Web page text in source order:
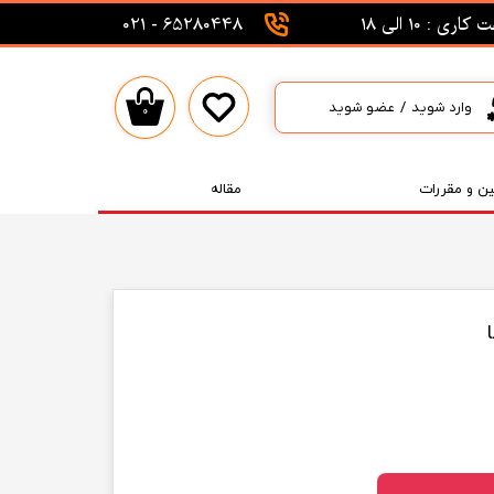
و مقررات مقاله
: 10 الی 18 65280448 - 021
۰ وارد شوید / عضو شوید
حساب کاربری من
تغییر گذر واژه